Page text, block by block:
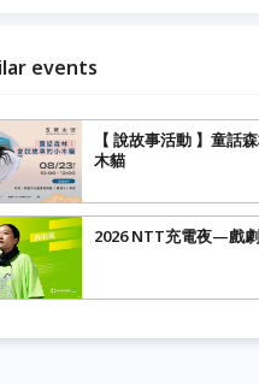
events
【 說故事活動 】童話
木貓
2026 NTT充電夜—戲